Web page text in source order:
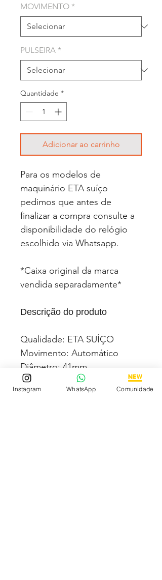
MOVIMENTO *
PULSEIRA *
Quantidade *
Adicionar ao carrinho
Para os modelos de
maquinário ETA suíço
pedimos que antes de
finalizar a compra consulte a
disponibilidade do relógio
escolhido via Whatsapp.
*Caixa original da marca
vendida separadamente*
Descrição do produto
Qualidade: ETA SUÍÇO
Movimento: Automático
Diâmetro: 41mm
Vidro: Cristal Safira
Crono: 100 % funcional
Instagram WhatsApp Comunidade